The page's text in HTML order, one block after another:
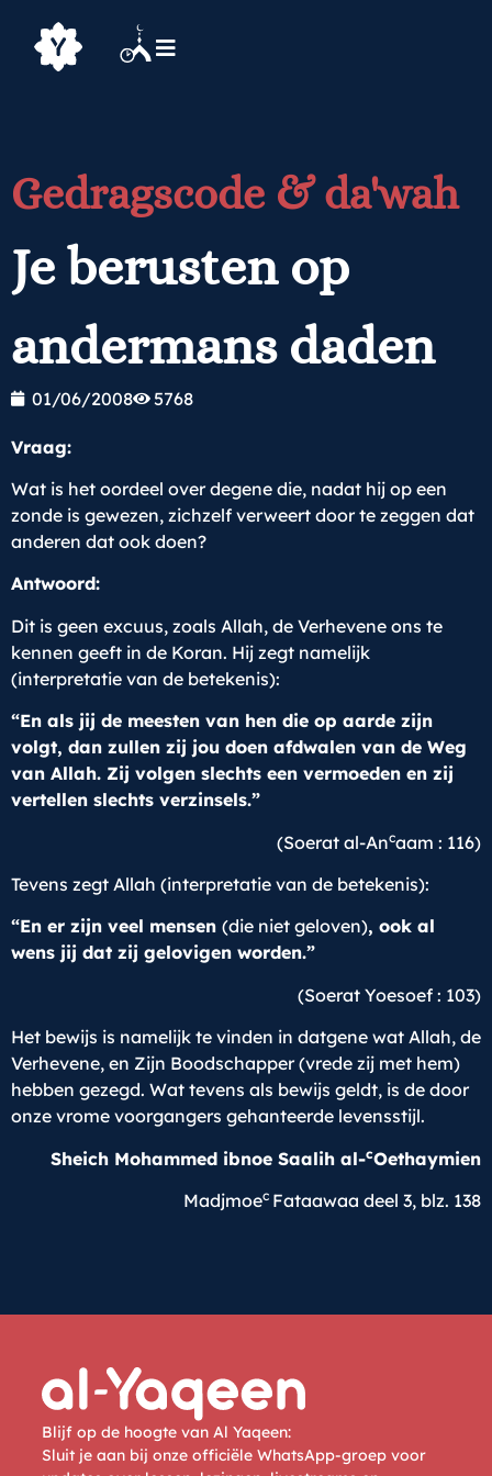
Gedragscode & da'wah
Je berusten op
andermans daden
01/06/2008 5768
Vraag:
Wat is het oordeel over degene die, nadat hij op een
zonde is gewezen, zichzelf verweert door te zeggen dat
anderen dat ook doen?
Antwoord:
Dit is geen excuus, zoals Allah, de Verhevene ons te
kennen geeft in de Koran. Hij zegt namelijk
(interpretatie van de betekenis):
“En als jij de meesten van hen die op aarde zijn
volgt, dan zullen zij jou doen afdwalen van de Weg
van Allah. Zij volgen slechts een vermoeden en zij
vertellen slechts verzinsels.”
(Soerat al-Ancaam : 116)
Tevens zegt Allah (interpretatie van de betekenis):
“En er zijn veel mensen (die niet geloven), ook al
wens jij dat zij gelovigen worden.”
(Soerat Yoesoef : 103)
Het bewijs is namelijk te vinden in datgene wat Allah, de
Verhevene, en Zijn Boodschapper (vrede zij met hem)
hebben gezegd. Wat tevens als bewijs geldt, is de door
onze vrome voorgangers gehanteerde levensstijl.
Sheich Mohammed ibnoe Saalih al-cOethaymien
Madjmoec Fataawaa deel 3, blz. 138
Blijf op de hoogte van Al Yaqeen:
Sluit je aan bij onze officiële WhatsApp-groep voor